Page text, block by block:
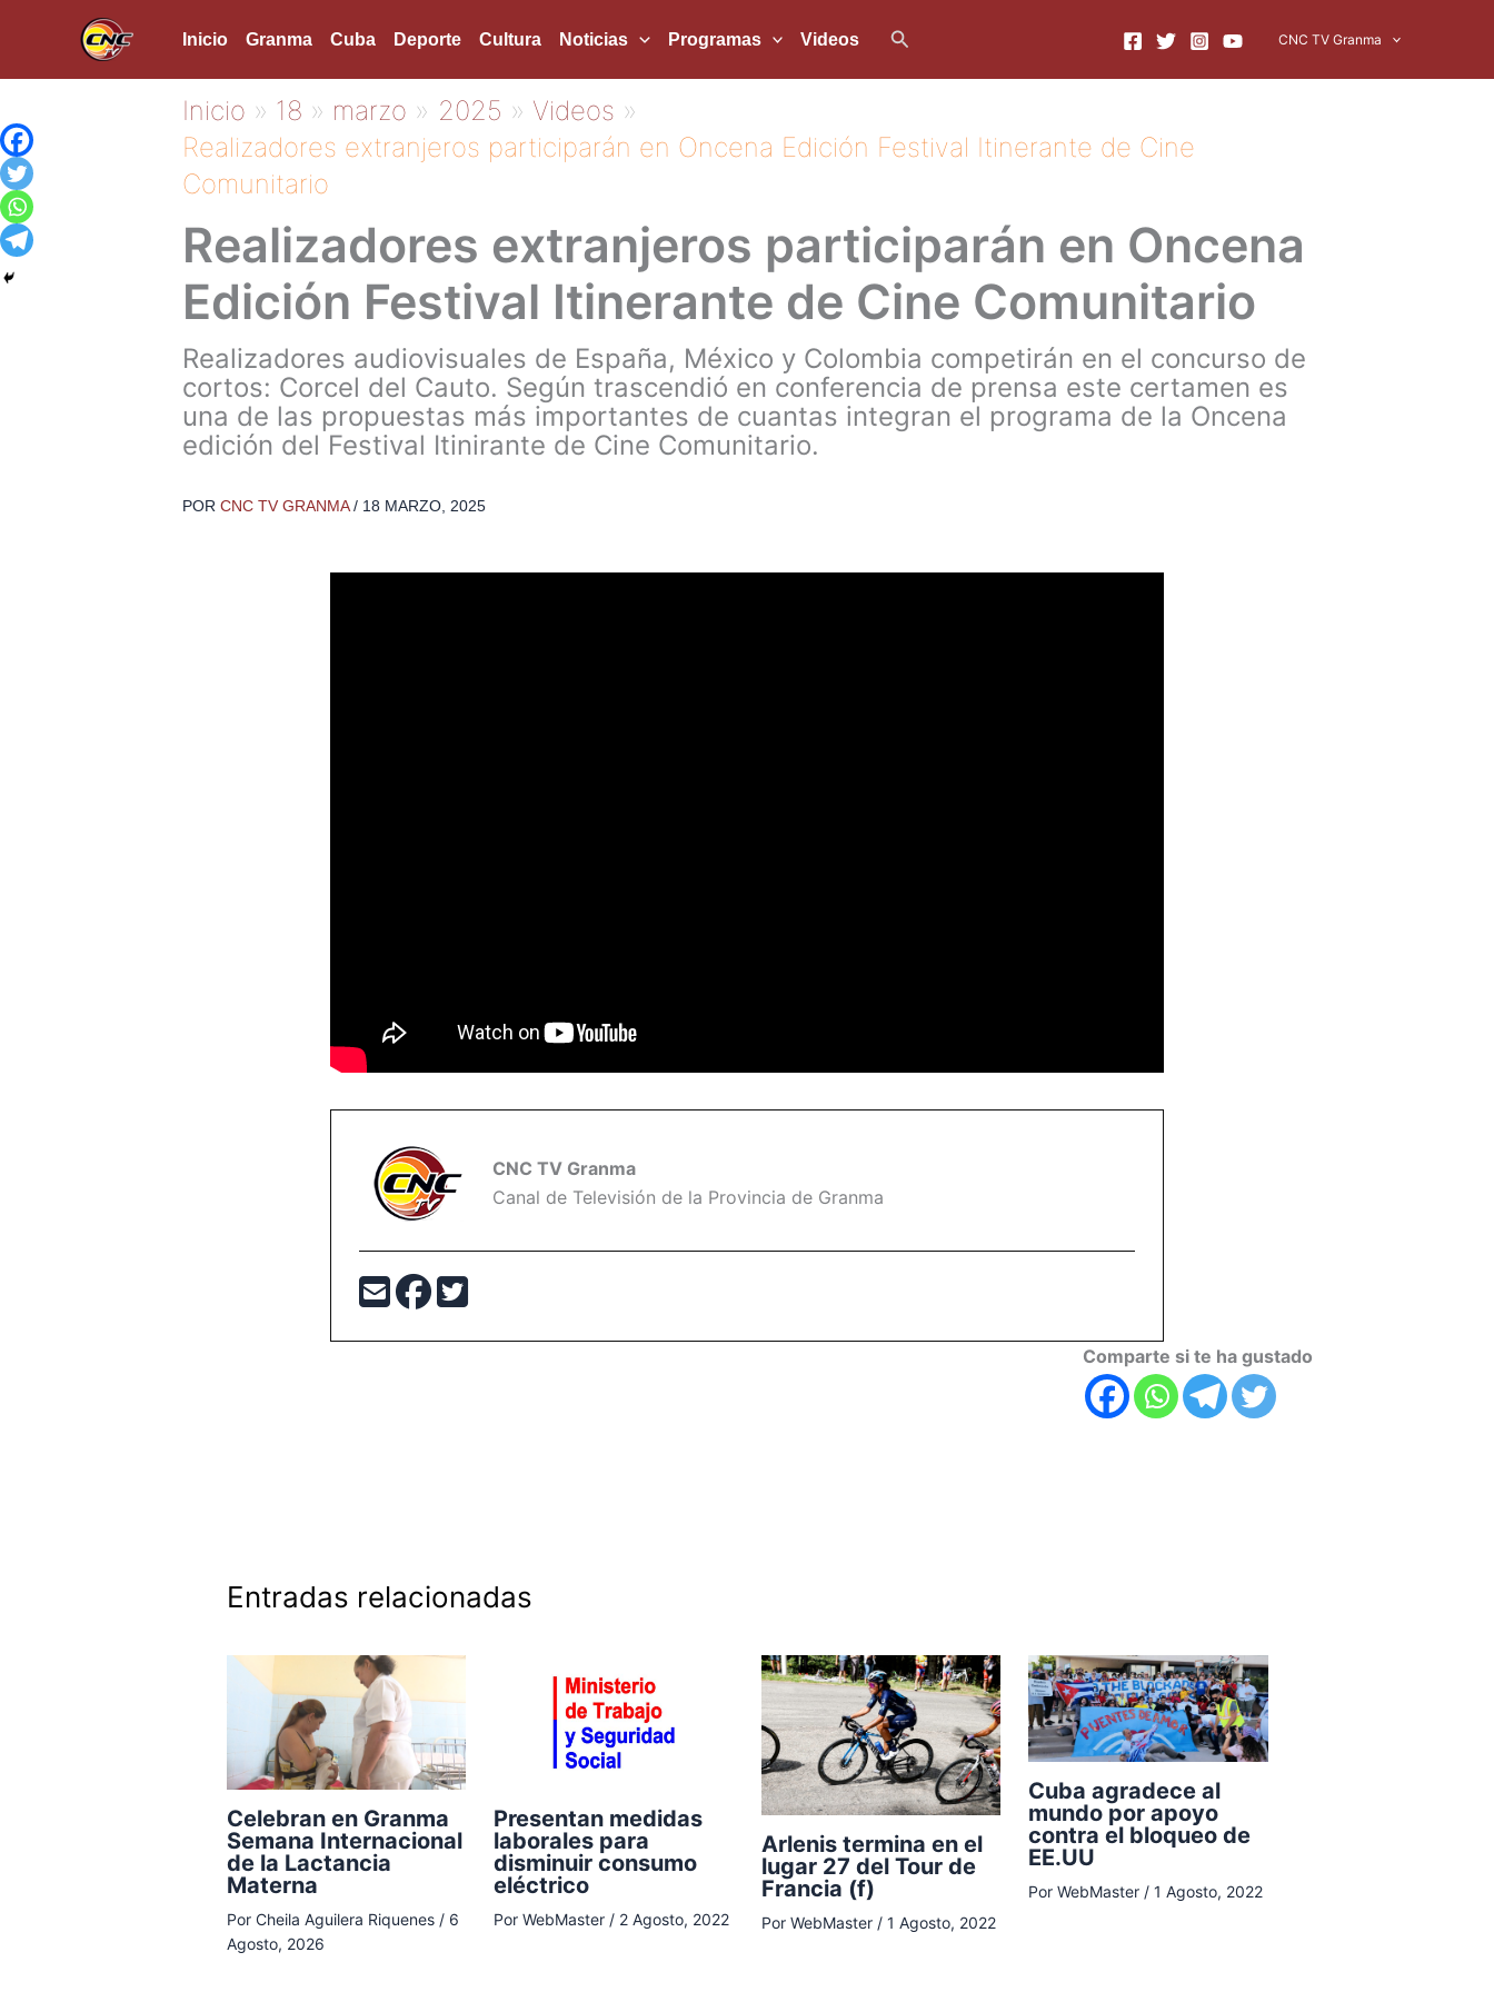
Inicio Granma Cuba Deporte Cultura Noticias Programas Videos Buscar CNC TV Granma
Inicio 18 marzo 2025
Videos
Realizadores extranjeros participarán en Oncena Edición Festival Itinerante de Cine
Comunitario
Realizadores extranjeros participarán en Oncena
Edición Festival Itinerante de Cine Comunitario
Realizadores audiovisuales de España, México y Colombia competirán en el concurso de
cortos: Corcel del Cauto. Según trascendió en conferencia de prensa este certamen es
una de las propuestas más importantes de cuantas integran el programa de la Oncena
edición del Festival Itinirante de Cine Comunitario.
POR CNC TV GRANMA/ 18 MARZO, 2025
CNC TV Granma
Canal de Televisión de la Provincia de Granma
Comparte si te ha gustado
Entradas relacionadas
Celebran en Granma
Semana Internacional
de la Lactancia
Materna
Por Cheila Aguilera Riquenes / 6
Agosto, 2026
Presentan medidas
laborales para
disminuir consumo
eléctrico
Por WebMaster / 2 Agosto, 2022
Arlenis termina en el
lugar 27 del Tour de
Francia (f)
Por WebMaster / 1 Agosto, 2022
Cuba agradece al
mundo por apoyo
contra el bloqueo de
EE.UU
Por WebMaster / 1 Agosto, 2022